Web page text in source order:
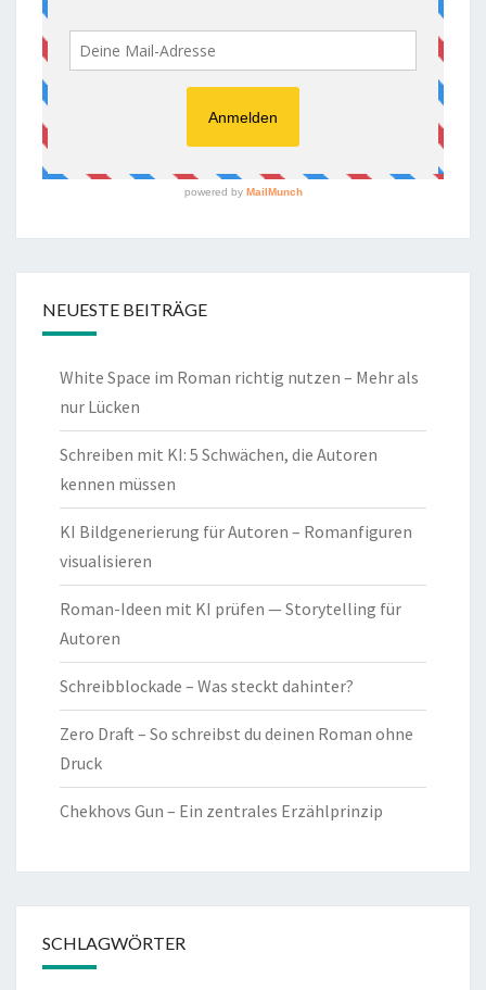
NEUESTE BEITRÄGE
White Space im Roman richtig nutzen – Mehr als
nur Lücken
Schreiben mit KI: 5 Schwächen, die Autoren
kennen müssen
KI Bildgenerierung für Autoren – Romanfiguren
visualisieren
Roman-Ideen mit KI prüfen — Storytelling für
Autoren
Schreibblockade – Was steckt dahinter?
Zero Draft – So schreibst du deinen Roman ohne
Druck
Chekhovs Gun – Ein zentrales Erzählprinzip
SCHLAGWÖRTER